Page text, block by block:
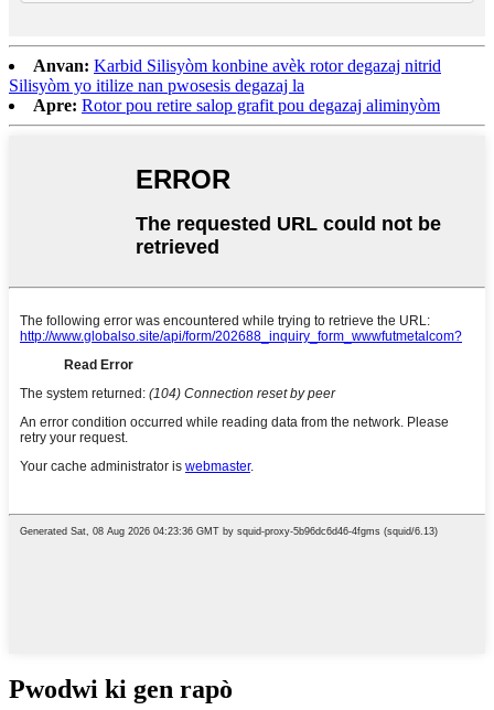
Anvan: Karbid Silisyòm konbine avèk rotor degazaj nitrid
Silisyòm yo itilize nan pwosesis degazaj la
Apre: Rotor pou retire salop grafit pou degazaj aliminyòm
Pwodwi ki gen rapò